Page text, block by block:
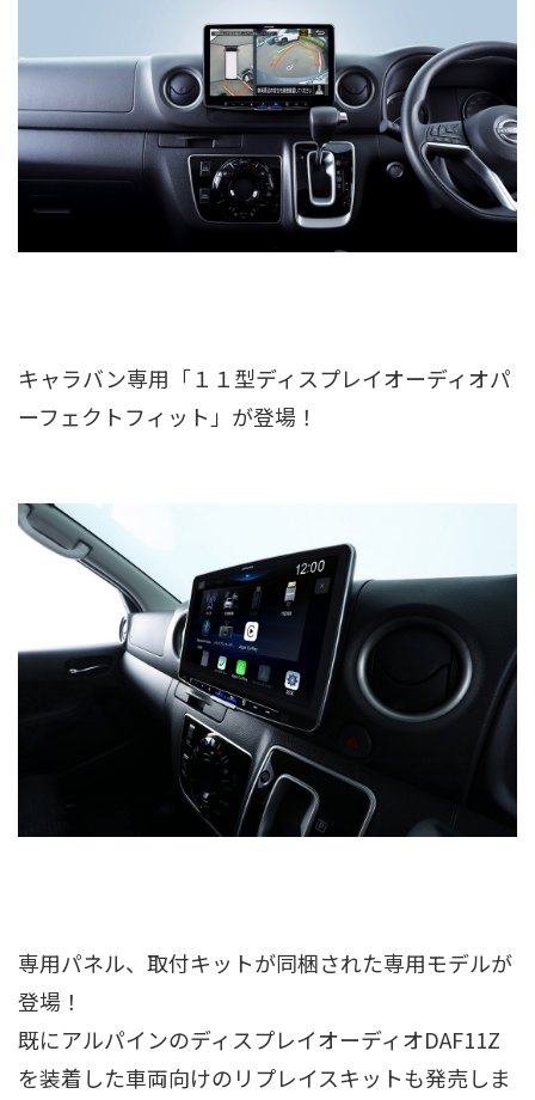
キャラバン専用「１１型ディスプレイオーディオパ
ーフェクトフィット」が登場！
専用パネル、取付キットが同梱された専用モデルが
登場！
既にアルパインのディスプレイオーディオDAF11Z
を装着した車両向けのリプレイスキットも発売しま